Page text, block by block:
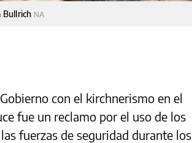
Bullrich NA
con el kirchnerismo en el
fue un reclamo por el uso de los
fuerzas de seguridad durante los